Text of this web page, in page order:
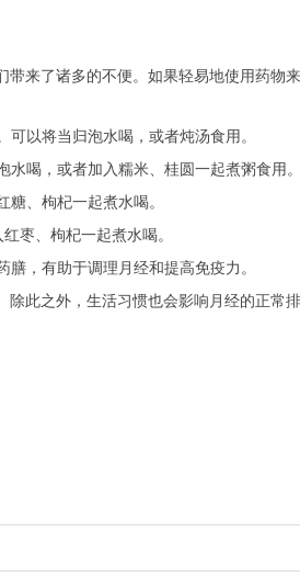
来了诸多的不便。如果轻易地使用药物
以将当归泡水喝，或者炖汤食用。
喝，或者加入糯米、桂圆一起煮粥食用。
、枸杞一起煮水喝。
枣、枸杞一起煮水喝。
，有助于调理月经和提高免疫力。
此之外，生活习惯也会影响月经的正常